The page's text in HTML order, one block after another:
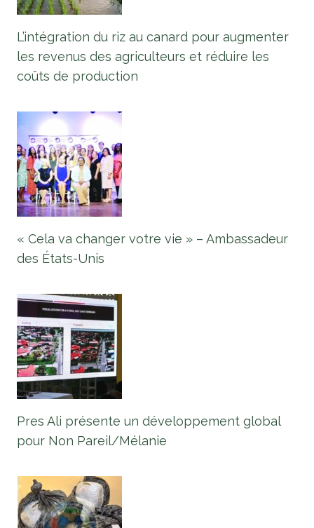
L’intégration du riz au canard pour augmenter
les revenus des agriculteurs et réduire les
coûts de production
« Cela va changer votre vie » – Ambassadeur
des États-Unis
Pres Ali présente un développement global
pour Non Pareil/Mélanie